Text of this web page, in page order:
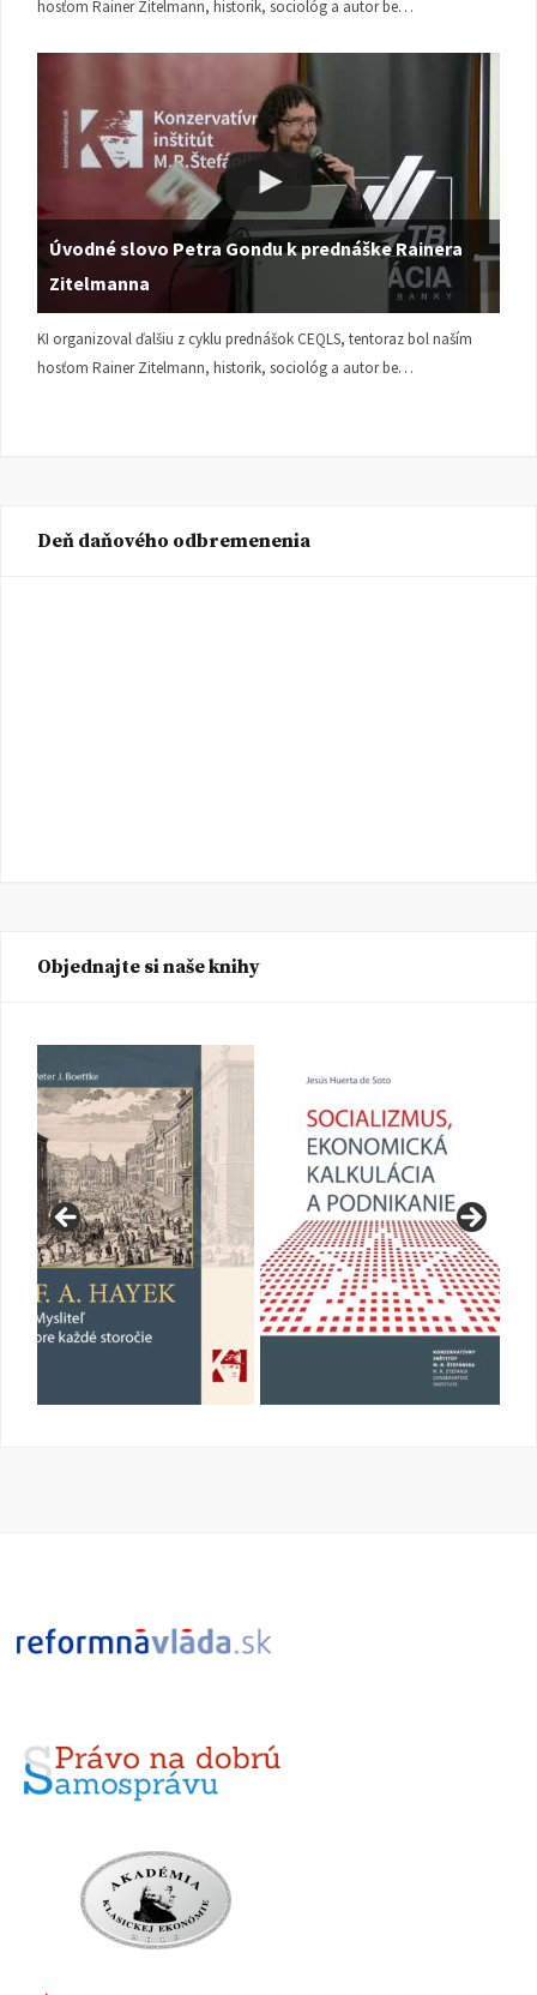
hosťom Rainer Zitelmann, historik, sociológ a autor be…
Úvodné slovo Petra Gondu k prednáške Rainera
Zitelmanna
KI organizoval ďalšiu z cyklu prednášok CEQLS, tentoraz bol naším
hosťom Rainer Zitelmann, historik, sociológ a autor be…
Deň daňového odbremenenia
Objednajte si naše knihy